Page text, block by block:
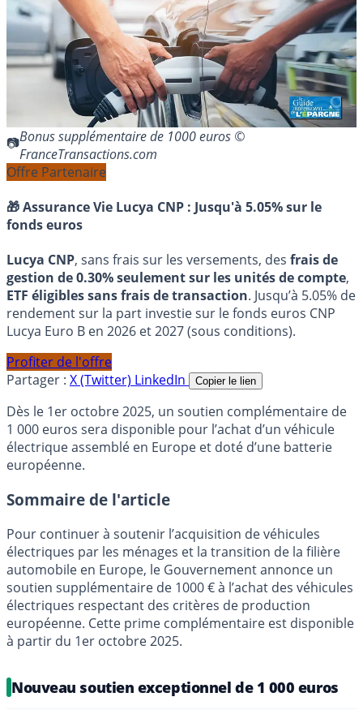
Bonus supplémentaire de 1000 euros ©
FranceTransactions.com
Offre Partenaire
🎁 Assurance Vie Lucya CNP : Jusqu'à 5.05% sur le
fonds euros
Lucya CNP, sans frais sur les versements, des frais de
gestion de 0.30% seulement sur les unités de compte,
ETF éligibles sans frais de transaction. Jusqu’à 5.05% de
rendement sur la part investie sur le fonds euros CNP
Lucya Euro B en 2026 et 2027 (sous conditions).
Profiter de l'offre
Partager : X (Twitter) LinkedIn Copier le lien
Dès le 1er octobre 2025, un soutien complémentaire de
1 000 euros sera disponible pour l’achat d’un véhicule
électrique assemblé en Europe et doté d’une batterie
européenne.
Sommaire de l'article
Pour continuer à soutenir l’acquisition de véhicules
électriques par les ménages et la transition de la filière
automobile en Europe, le Gouvernement annonce un
soutien supplémentaire de 1000 € à l’achat des véhicules
électriques respectant des critères de production
européenne. Cette prime complémentaire est disponible
à partir du 1er octobre 2025.
Nouveau soutien exceptionnel de 1 000 euros